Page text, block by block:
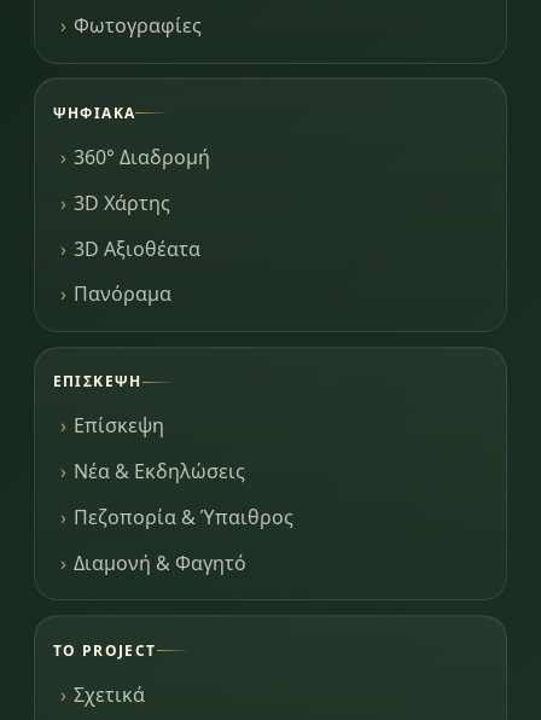
Φωτογραφίες
ΨΗΦΙΑΚΆ
360° Διαδρομή
3D Χάρτης
3D Αξιοθέατα
Πανόραμα
ΕΠΊΣΚΕΨΗ
Επίσκεψη
Νέα & Εκδηλώσεις
Πεζοπορία & Ύπαιθρος
Διαμονή & Φαγητό
ΤΟ PROJECT
Σχετικά